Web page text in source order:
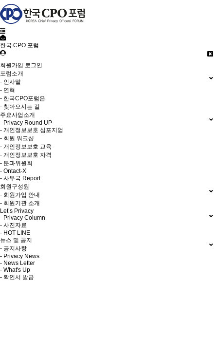
한국 CPO 포럼
회원가입 로그인
포럼소개
- 인사말
- 연혁
- 한국CPO포럼은
- 찾아오시는 길
주요사업소개
- Privacy Round UP
- 개인정보보호 심포지엄
- 회원 워크샵
- 개인정보보호 교육
- 개인정보보호 자격
- 분과위원회
- Ontact-X
- 사무국 Report
회원구성원
- 회원가입 안내
- 회원기관 소개
Let’s Privacy
- Privacy Column
- 사진자료
- HOT LINE
뉴스 및 공지
- 공지사항
- Privacy News
- News Letter
- What's Up
- 확인서 발급